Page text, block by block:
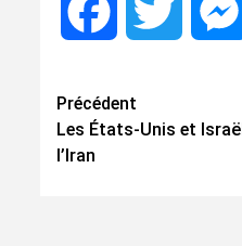
Facebook Twitter
Navigation
d’article
Précédent
Les États-Unis et
l’Iran